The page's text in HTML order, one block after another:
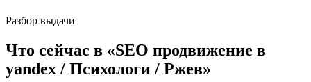
Разбор выдачи
Что сейчас в «SEO продвижение в
yandex / Психологи / Ржев»